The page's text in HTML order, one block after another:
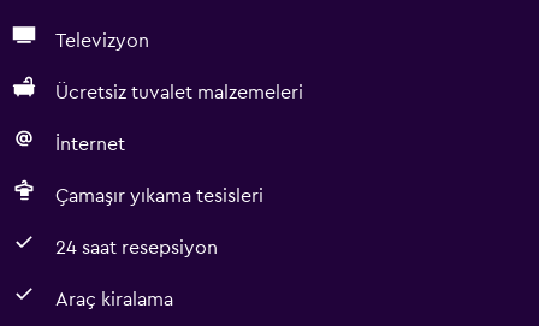
Televizyon
Ücretsiz tuvalet malzemeleri
İnternet
Çamaşır yıkama tesisleri
24 saat resepsiyon
Araç kiralama